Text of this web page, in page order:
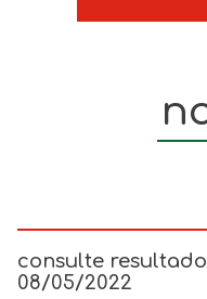
consulte
08/05/2022